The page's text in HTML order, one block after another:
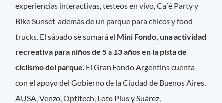
experiencias interactivas, testeos en vivo, Café Party y
Bike Sunset, además de un parque para chicos y food
trucks. El sábado se sumará el Mini Fondo, una actividad
recreativa para niños de 5 a 13 años en la pista de
ciclismo del parque. El Gran Fondo Argentina cuenta
con el apoyo del Gobierno de la Ciudad de Buenos Aires,
AUSA, Venzo, Optitech, Loto Plus y Suárez,